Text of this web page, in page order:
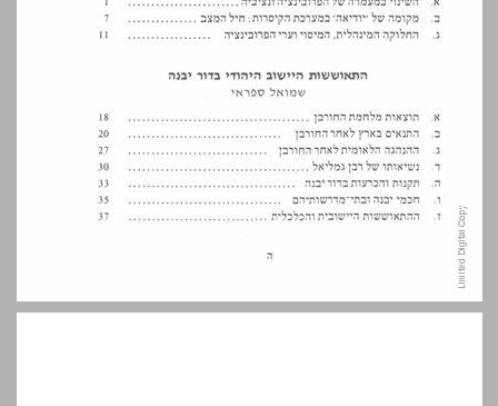
ב. מקומה של 'יודיאה' במערכת הקיסרות; חיל המצב ... 7